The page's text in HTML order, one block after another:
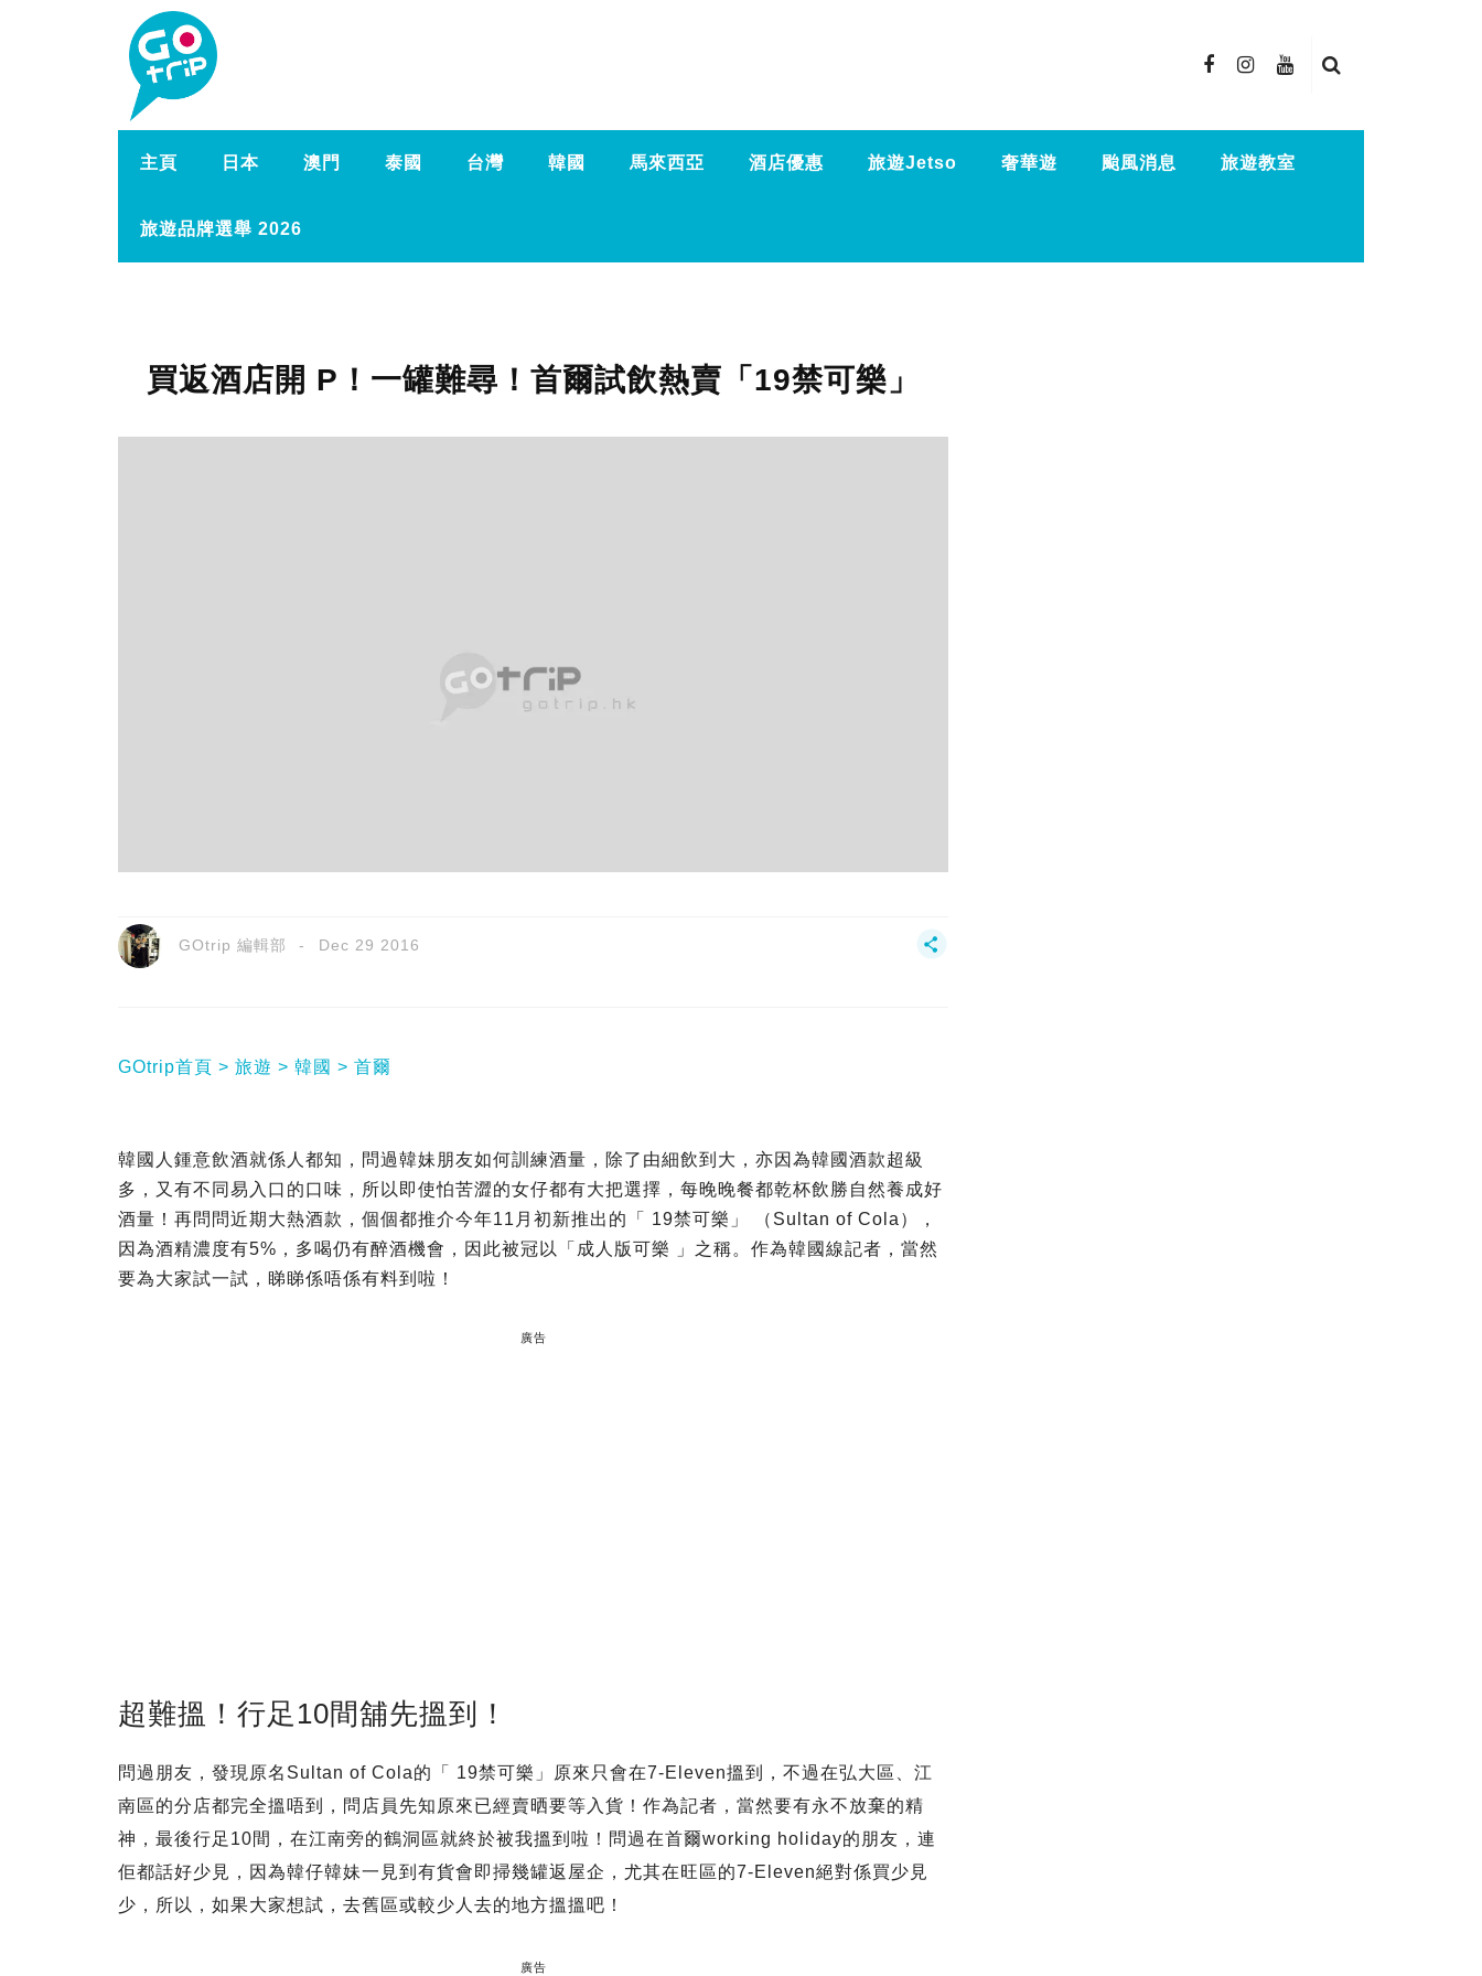
主頁 日本 澳門 泰國 台灣 韓國 馬來西亞 酒店優惠 旅遊Jetso 奢華遊 颱風消息 旅遊教室
旅遊品牌選舉 2026
買返酒店開 P！一罐難尋！首爾試飲熱賣「19禁可樂」
GOtrip 編輯部 Dec 29 2016
GOtrip首頁 旅遊 韓國 首爾
韓國人鍾意飲酒就係人都知，問過韓妹朋友如何訓練酒量，除了由細飲到大，亦因為韓國酒款超級
多，又有不同易入口的口味，所以即使怕苦澀的女仔都有大把選擇，每晚晚餐都乾杯飲勝自然養成好
酒量！再問問近期大熱酒款，個個都推介今年11月初新推出的「 19禁可樂」 （Sultan of Cola），
因為酒精濃度有5%，多喝仍有醉酒機會，因此被冠以「成人版可樂 」之稱。作為韓國線記者，當然
要為大家試一試，睇睇係唔係有料到啦！
廣告
超難搵！行足10間舖先搵到！
問過朋友，發現原名Sultan of Cola的「 19禁可樂」原來只會在7-Eleven搵到，不過在弘大區、江
南區的分店都完全搵唔到，問店員先知原來已經賣晒要等入貨！作為記者，當然要有永不放棄的精
神，最後行足10間，在江南旁的鶴洞區就終於被我搵到啦！問過在首爾working holiday的朋友，連
佢都話好少見，因為韓仔韓妹一見到有貨會即掃幾罐返屋企，尤其在旺區的7-Eleven絕對係買少見
少，所以，如果大家想試，去舊區或較少人去的地方搵搵吧！
廣告